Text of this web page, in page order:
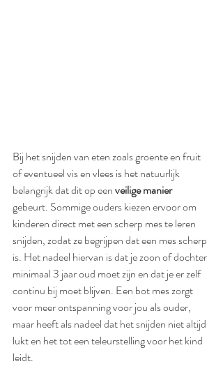
Bij het snijden van eten zoals groente en fruit
of eventueel vis en vlees is het natuurlijk
belangrijk dat dit op een veilige manier
gebeurt. Sommige ouders kiezen ervoor om
kinderen direct met een scherp mes te leren
snijden, zodat ze begrijpen dat een mes scherp
is. Het nadeel hiervan is dat je zoon of dochter
minimaal 3 jaar oud moet zijn en dat je er zelf
continu bij moet blijven. Een bot mes zorgt
voor meer ontspanning voor jou als ouder,
maar heeft als nadeel dat het snijden niet altijd
lukt en het tot een teleurstelling voor het kind
leidt.